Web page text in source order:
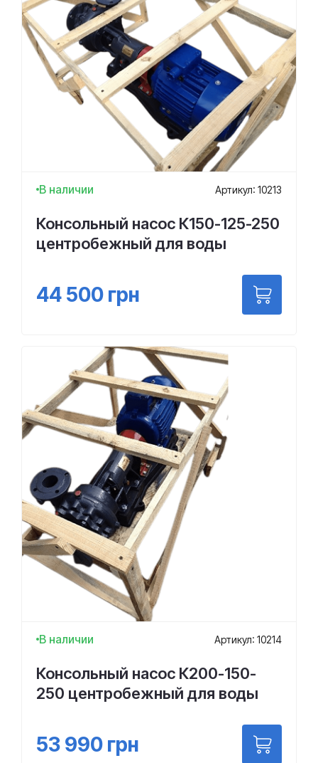
В наличии Артикул: 10213
Консольный насос К150-125-250
центробежный для воды
44 500 грн
В наличии Артикул: 10214
Консольный насос К200-150-
250 центробежный для воды
53 990 грн